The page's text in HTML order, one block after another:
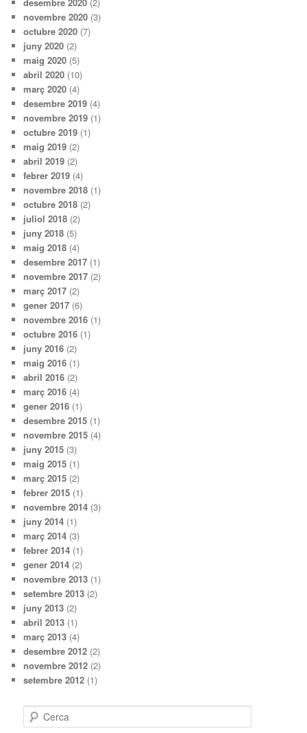
desembre 2020 (2)
novembre 2020 (3)
octubre 2020 (7)
juny 2020 (2)
maig 2020 (5)
abril 2020 (10)
març 2020 (4)
desembre 2019 (4)
novembre 2019 (1)
octubre 2019 (1)
maig 2019 (2)
abril 2019 (2)
febrer 2019 (4)
novembre 2018 (1)
octubre 2018 (2)
juliol 2018 (2)
juny 2018 (5)
maig 2018 (4)
desembre 2017 (1)
novembre 2017 (2)
març 2017 (2)
gener 2017 (6)
novembre 2016 (1)
octubre 2016 (1)
juny 2016 (2)
maig 2016 (1)
abril 2016 (2)
març 2016 (4)
gener 2016 (1)
desembre 2015 (1)
novembre 2015 (4)
juny 2015 (3)
maig 2015 (1)
març 2015 (2)
febrer 2015 (1)
novembre 2014 (3)
juny 2014 (1)
març 2014 (3)
febrer 2014 (1)
gener 2014 (2)
novembre 2013 (1)
setembre 2013 (2)
juny 2013 (2)
abril 2013 (1)
març 2013 (4)
desembre 2012 (2)
novembre 2012 (2)
setembre 2012 (1)
e